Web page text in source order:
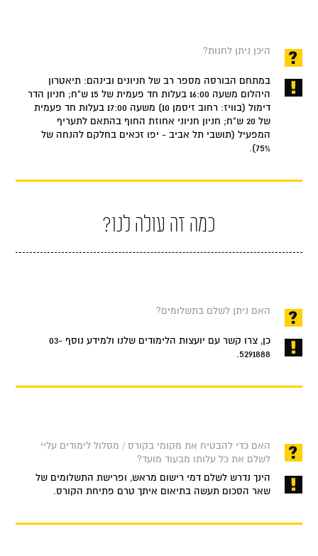
היכן ניתן לחנות?
במתחם הבורסה מספר רב של חניונים ובינהם: תיאטרון
היהלום משעה 16:00 בעלות חד פעמית של 15 ש"ח; חניון הדר
דימול (בוויז: רחוב זיסמן 10) משעה 17:00 בעלות חד פעמית
של 20 ש"ח; חניון חניוני אחוזת החוף בהתאם לתעריף
המפעיל (תושבי תל אביב - יפו זכאים בחלקם להנחה של
75%).
כמה זה עולה לנו?
האם ניתן לשלם בתשלומים?
כן, צרו קשר עם יועצות הלימודים שלנו ולמידע נוסף 03-
5291888.
האם כדי להבטיח את מקומי בקורס / מסלול לימודים עליי
לשלם את כל עלותו מבעוד מועד?
הינך נדרש לשלם דמי רישום מראש, ופרישת התשלומים של
שאר הסכום תעשה בתיאום איתך טרם פתיחת הקורס.